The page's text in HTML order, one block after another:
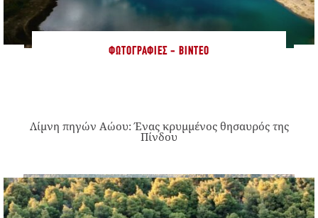
ΦΩΤΟΓΡΑΦΊΕΣ - ΒΊΝΤΕΟ
Λίμνη πηγών Αώου: Ένας κρυμμένος θησαυρός της
Πίνδου